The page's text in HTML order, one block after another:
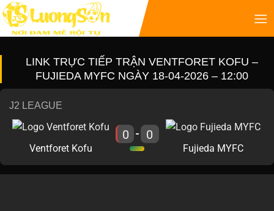
LINK TRỰC TIẾP TRẬN VENTFORET KOFU –
FUJIEDA MYFC NGÀY 18-04-2026 – 12:00
J2 LEAGUE
Ventforet Kofu
0 - 0
Fujieda MYFC